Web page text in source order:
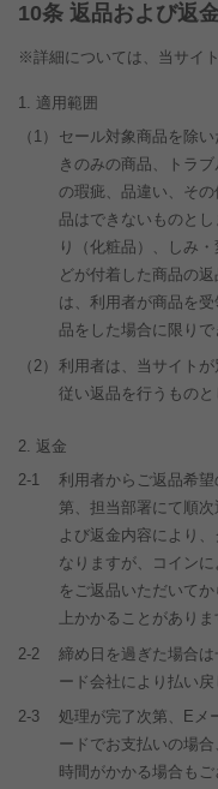
条 返品および返
※詳細については、当サイト
適用範囲
（1）
セール対象商品を除い
きのみの商品、トラ
の瑕疵、品違い、そ
品はできないものと
り（化粧品）、しみ
どが付着した商品の
は、利用者が商品を
品をした場合に限りで
（2） 利用者は、当サイト
従い返品を行うものと
返金
2-1
利用者からご返品希
第、担当部署にて順
よび返金内容により
なりますが、コイン
をご返品いただいて
上かかることがありま
2-2
締め日を過ぎた場合
ード会社により払い
2-3
処理が完了次第、Eメ
ードでお支払いの場
時間がかかる場合も